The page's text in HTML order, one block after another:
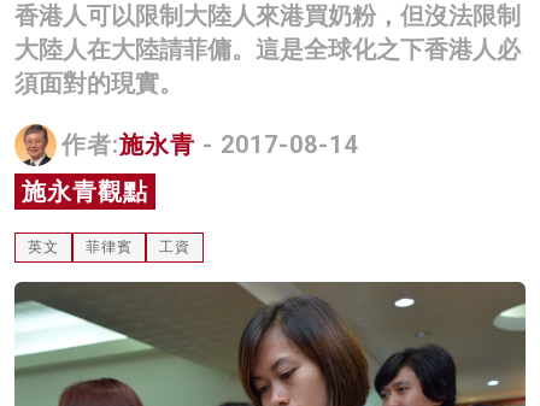
商業
科技
影片
名家榜
灼見活動
關於我們
香港人可以限制大陸人來港買奶粉，但沒法限制
大陸人在大陸請菲傭。這是全球化之下香港人必
須面對的現實。
作者:施永青 - 2017-08-14
施永青觀點
英文 菲律賓 工資